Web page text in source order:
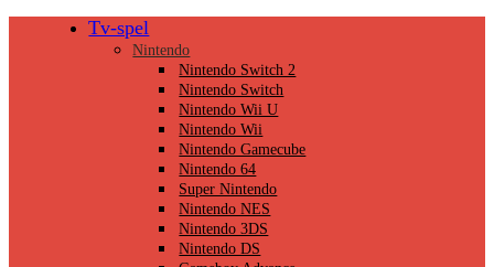
Tv-spel
Nintendo
Nintendo Switch 2
Nintendo Switch
Nintendo Wii U
Nintendo Wii
Nintendo Gamecube
Nintendo 64
Super Nintendo
Nintendo NES
Nintendo 3DS
Nintendo DS